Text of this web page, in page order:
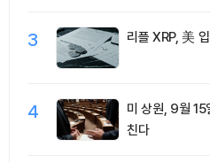
3 리플 XRP, 美
4
미 상원, 9월 15
친다